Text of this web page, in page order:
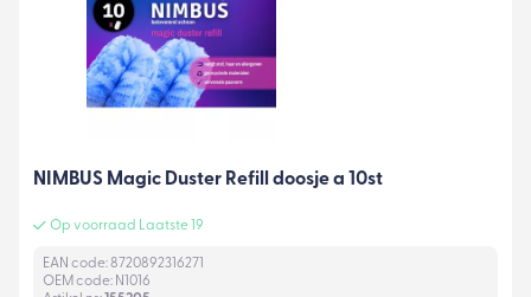
NIMBUS Magic Duster Refill doosje a 10st
Op voorraad Laatste 19
EAN code: 8720892316271
OEM code: N1016